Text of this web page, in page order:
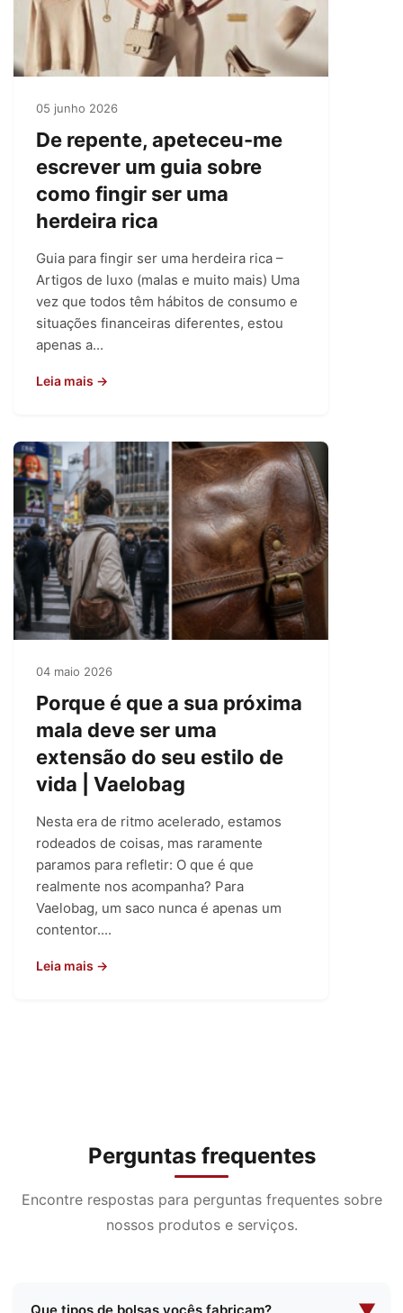
05 junho 2026
De repente, apeteceu-me
escrever um guia sobre
como fingir ser uma
herdeira rica
Guia para fingir ser uma herdeira rica –
Artigos de luxo (malas e muito mais) Uma
vez que todos têm hábitos de consumo e
situações financeiras diferentes, estou
apenas a...
Leia mais →
04 maio 2026
Porque é que a sua próxima
mala deve ser uma
extensão do seu estilo de
vida | Vaelobag
Nesta era de ritmo acelerado, estamos
rodeados de coisas, mas raramente
paramos para refletir: O que é que
realmente nos acompanha? Para
Vaelobag, um saco nunca é apenas um
contentor....
Leia mais →
Perguntas frequentes
Encontre respostas para perguntas frequentes sobre
nossos produtos e serviços.